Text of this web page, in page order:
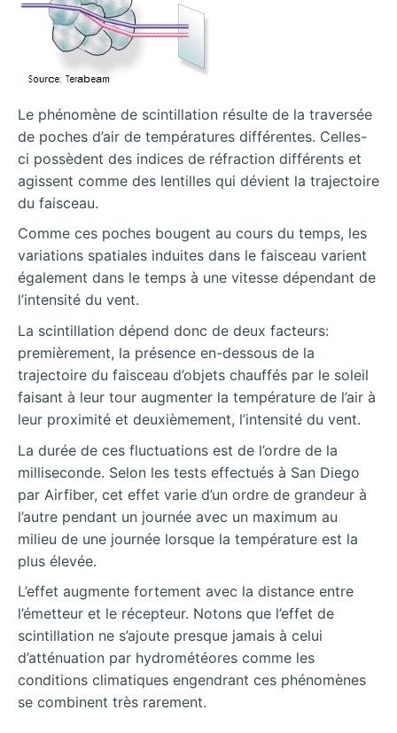
Le phénomène de scintillation résulte de la traversée
de poches d’air de températures différentes. Celles-
ci possèdent des indices de réfraction différents et
agissent comme des lentilles qui dévient la trajectoire
du faisceau.
Comme ces poches bougent au cours du temps, les
variations spatiales induites dans le faisceau varient
également dans le temps à une vitesse dépendant de
l’intensité du vent.
La scintillation dépend donc de deux facteurs:
premièrement, la présence en-dessous de la
trajectoire du faisceau d’objets chauffés par le soleil
faisant à leur tour augmenter la température de l’air à
leur proximité et deuxièmement, l’intensité du vent.
La durée de ces fluctuations est de l’ordre de la
milliseconde. Selon les tests effectués à San Diego
par Airfiber, cet effet varie d’un ordre de grandeur à
l’autre pendant un journée avec un maximum au
milieu de une journée lorsque la température est la
plus élevée.
L’effet augmente fortement avec la distance entre
l’émetteur et le récepteur. Notons que l’effet de
scintillation ne s’ajoute presque jamais à celui
d’atténuation par hydrométéores comme les
conditions climatiques engendrant ces phénomènes
se combinent très rarement.